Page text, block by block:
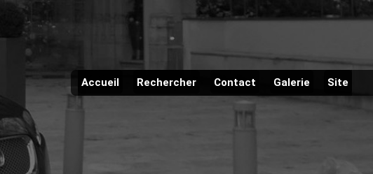
Accueil Rechercher Contact Galerie Site